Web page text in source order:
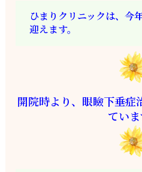
ひまりクリニックは、今
迎えます。
開院時より、眼瞼下垂症
ていま